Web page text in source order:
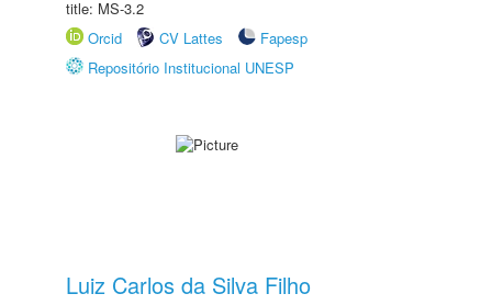
title: MS-3.2
Orcid
CV Lattes
Fapesp
Repositório Institucional UNESP
Luiz Carlos da Silva Filho